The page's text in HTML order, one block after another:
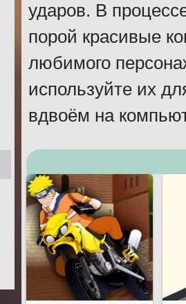
ударов. В
порой красивые
любимого
используйте их
вдвоём на